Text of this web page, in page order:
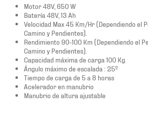
Motor 48V, 650 W
Batería 48V, 13 Ah
Velocidad Max 45 Km/Hr (Dependiendo el
Camino y Pendientes).
Rendimiento 90-100 Km (Dependiendo el
Camino y Pendientes).
Capacidad máxima de carga 100 Kg.
Ángulo máximo de escalada : 25º
Tiempo de carga de 5 a 8 horas
Acelerador en manubrio
Manubrio de altura ajustable